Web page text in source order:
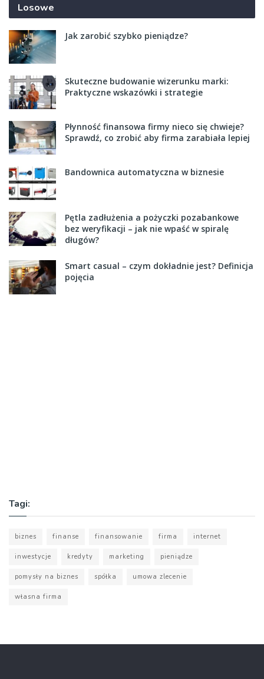
Losowe
Jak zarobić szybko pieniądze?
Skuteczne budowanie wizerunku marki:
Praktyczne wskazówki i strategie
Płynność finansowa firmy nieco się chwieje?
Sprawdź, co zrobić aby firma zarabiała lepiej
Bandownica automatyczna w biznesie
Pętla zadłużenia a pożyczki pozabankowe
bez weryfikacji – jak nie wpaść w spiralę
długów?
Smart casual – czym dokładnie jest? Definicja
pojęcia
Tagi:
biznes finanse finansowanie firma internet
inwestycje kredyty marketing pieniądze
pomysły na biznes spółka umowa zlecenie
własna firma